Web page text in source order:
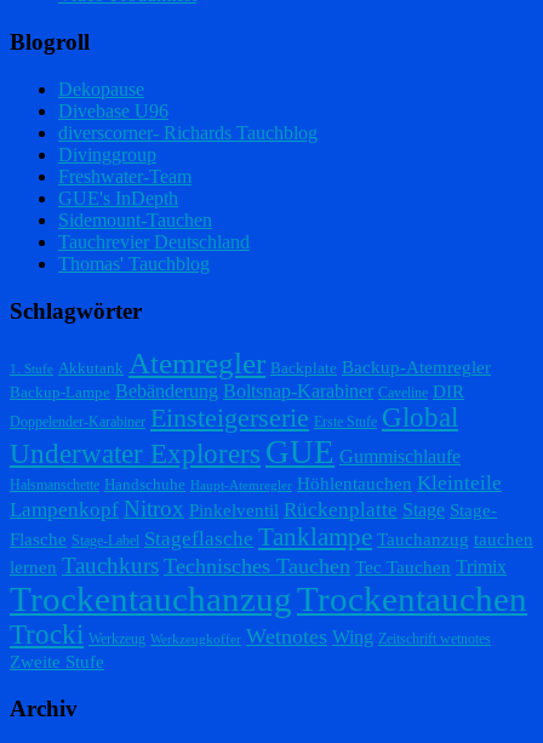
Blogroll
Dekopause
Divebase U96
diverscorner- Richards Tauchblog
Divinggroup
Freshwater-Team
GUE's InDepth
Sidemount-Tauchen
Tauchrevier Deutschland
Thomas' Tauchblog
Schlagwörter
1. Stufe Akkutank Atemregler Backplate Backup-Atemregler
Backup-Lampe Bebänderung Boltsnap-Karabiner Caveline DIR
Doppelender-Karabiner Einsteigerserie Erste Stufe Global
Underwater Explorers GUE Gummischlaufe
Halsmanschette Handschuhe Haupt-Atemregler Höhlentauchen Kleinteile
Lampenkopf Nitrox Pinkelventil Rückenplatte Stage Stage-
Flasche Stage-Label Stageflasche Tanklampe Tauchanzug tauchen
lernen Tauchkurs Technisches Tauchen Tec Tauchen Trimix
TrockentauchanzugTrockentauchen
Trocki Werkzeug Werkzeugkoffer Wetnotes Wing Zeitschrift wetnotes
Zweite Stufe
Archiv